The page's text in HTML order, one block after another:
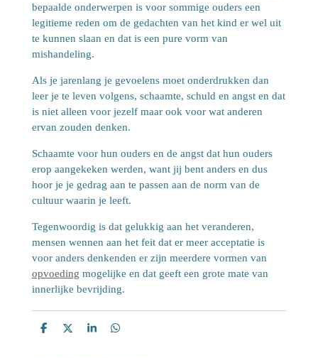
bepaalde onderwerpen is voor sommige ouders een
legitieme reden om de gedachten van het kind er wel uit
te kunnen slaan en dat is een pure vorm van
mishandeling.
Als je jarenlang je gevoelens moet onderdrukken dan
leer je te leven volgens, schaamte, schuld en angst en dat
is niet alleen voor jezelf maar ook voor wat anderen
ervan zouden denken.
Schaamte voor hun ouders en de angst dat hun ouders
erop aangekeken werden, want jij bent anders en dus
hoor je je gedrag aan te passen aan de norm van de
cultuur waarin je leeft.
Tegenwoordig is dat gelukkig aan het veranderen,
mensen wennen aan het feit dat er meer acceptatie is
voor anders denkenden er zijn meerdere vormen van
opvoeding mogelijke en dat geeft een grote mate van
innerlijke bevrijding.
D
D
S
D